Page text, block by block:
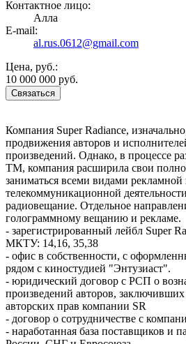
Контактное лицо:
Алла
E-mail:
al.rus.0612@gmail.com
Цена, руб.:
10 000 000 руб.
Связаться
Компания Super Radiance,
продвижения авторов и
произведений. Однако, в процессе
ТМ, компания расширила свои
заниматься всеми видами рекламной
телекоммуникационной
радиовещание. Отдельное
голограммному вещанию и рекламе.
- зарегистрированный лейбл Super
МКТУ: 14,16, 35,38
- офис в собственности, с
рядом с киностудией "Энтузиаст".
- юридический договор с РСП о
произведений авторов, заключивших
авторских прав компании SR
- договор о сотрудничестве с
- наработанная база поставщиков и